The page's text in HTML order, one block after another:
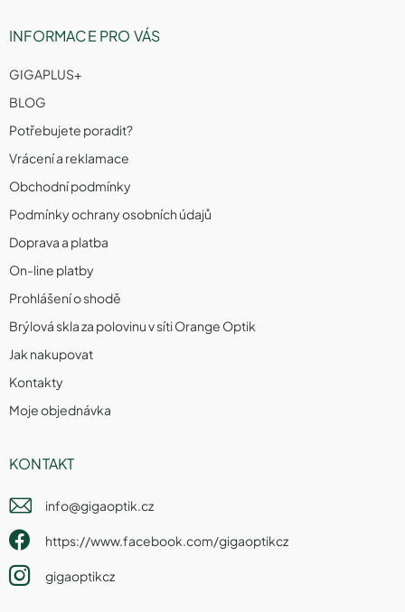
INFORMACE PRO VÁS
GIGAPLUS+
BLOG
Potřebujete poradit?
Vrácení a reklamace
Obchodní podmínky
Podmínky ochrany osobních údajů
Doprava a platba
On-line platby
Prohlášení o shodě
Brýlová skla za polovinu v síti Orange Optik
Jak nakupovat
Kontakty
Moje objednávka
KONTAKT
info@gigaoptik.cz
https://www.facebook.com/gigaoptikcz
gigaoptikcz